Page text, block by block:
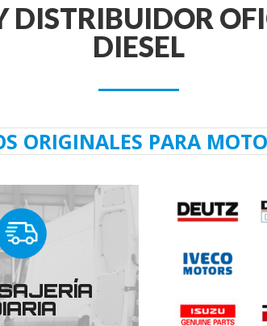
DISTRIBUIDOR
DIESEL
ORIGINALES PARA